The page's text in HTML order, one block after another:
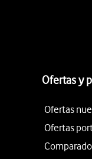
Ofertas y
Ofertas
Ofertas